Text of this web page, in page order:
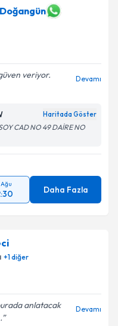
veriyor.
Devamı
Haritada Göster
CAD NO 49 DAİRE NO
Ağu
Daha Fazla
+1diğer
anlatacak
Devamı